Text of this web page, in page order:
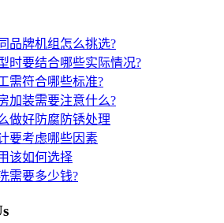
品牌机组怎么挑选?
时要结合哪些实际情况?
需符合哪些标准?
加装需要注意什么?
做好防腐防锈处理
要考虑哪些因素
该如何选择
需要多少钱?